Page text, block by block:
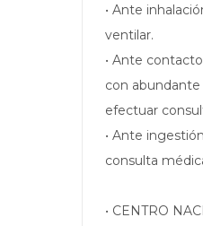
• Ante
ventilar.
• Ante
con
efectuar
• Ante
consulta
• CENTRO